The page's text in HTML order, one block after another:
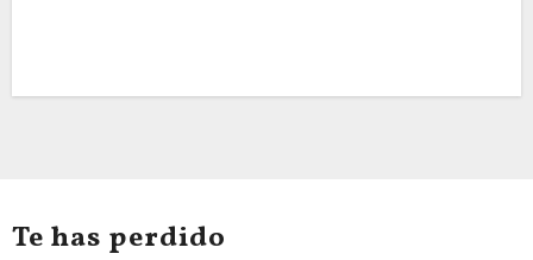
Te has perdido